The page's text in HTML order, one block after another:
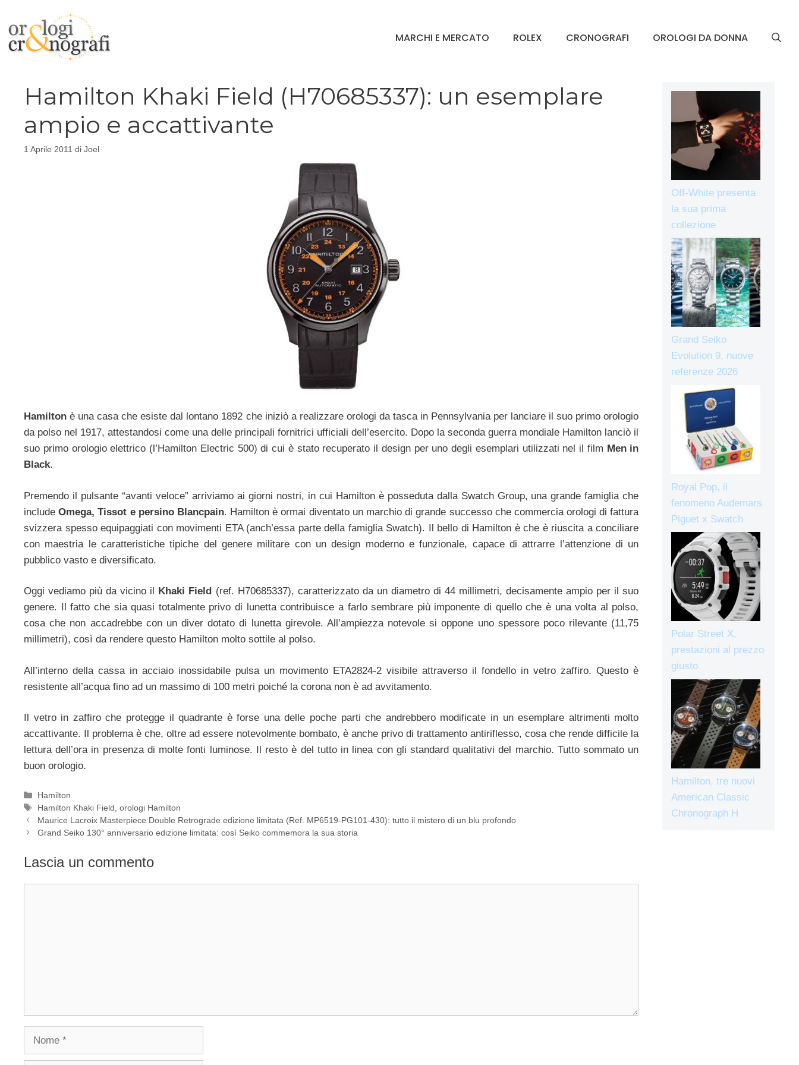
contenuto
MARCHI E MERCATO ROLEX CRONOGRAFI OROLOGI DA DONNA
Hamilton Khaki Field (H70685337): un esemplare
ampio e accattivante
1 Aprile 2011 di Joel
Hamiltonè una casa che esiste dal lontano 1892 che iniziò a realizzare orologi da tasca in Pennsylvania per lanciare il suo primo orologio
da polso nel 1917, attestandosi come una delle principali fornitrici ufficiali dell’esercito. Dopo la seconda guerra mondiale Hamilton lanciò il
suo primo orologio elettrico (l’Hamilton Electric 500) di cui è stato recuperato il design per uno degli esemplari utilizzati nel il film Men in
Black.
Premendo il pulsante “avanti veloce” arriviamo ai giorni nostri, in cui Hamilton è posseduta dalla Swatch Group, una grande famiglia che
includeOmega, Tissot e persino Blancpain. Hamilton è ormai diventato un marchio di grande successo che commercia orologi di fattura
svizzera spesso equipaggiati con movimenti ETA (anch’essa parte della famiglia Swatch). Il bello di Hamilton è che è riuscita a conciliare
con maestria le caratteristiche tipiche del genere militare con un design moderno e funzionale, capace di attrarre l’attenzione di un
pubblico vasto e diversificato.
Oggi vediamo più da vicino il Khaki Field (ref. H70685337), caratterizzato da un diametro di 44 millimetri, decisamente ampio per il suo
genere. Il fatto che sia quasi totalmente privo di lunetta contribuisce a farlo sembrare più imponente di quello che è una volta al polso,
cosa che non accadrebbe con un diver dotato di lunetta girevole. All’ampiezza notevole si oppone uno spessore poco rilevante (11,75
millimetri), così da rendere questo Hamilton molto sottile al polso.
All’interno della cassa in acciaio inossidabile pulsa un movimento ETA2824-2 visibile attraverso il fondello in vetro zaffiro. Questo è
resistente all’acqua fino ad un massimo di 100 metri poiché la corona non è ad avvitamento.
Il vetro in zaffiro che protegge il quadrante è forse una delle poche parti che andrebbero modificate in un esemplare altrimenti molto
accattivante. Il problema è che, oltre ad essere notevolmente bombato, è anche privo di trattamento antiriflesso, cosa che rende difficile la
lettura dell’ora in presenza di molte fonti luminose. Il resto è del tutto in linea con gli standard qualitativi del marchio. Tutto sommato un
buon orologio.
Categorie
Hamilton
Tag
Hamilton Khaki Field ,orologi Hamilton
Navigazione
articolo
Maurice Lacroix Masterpiece Double Retrograde edizione limitata (Ref. MP6519-PG101-430): tutto il mistero di un blu profondo
Grand Seiko 130° anniversario edizione limitata: così Seiko commemora la sua storia
Lascia un commento
Nome
Off-White presenta
la sua prima
collezione
Grand Seiko
Evolution 9, nuove
referenze 2026
Royal Pop, il
fenomeno Audemars
Piguet x Swatch
Polar Street X,
prestazioni al prezzo
giusto
Hamilton, tre nuovi
American Classic
Chronograph H